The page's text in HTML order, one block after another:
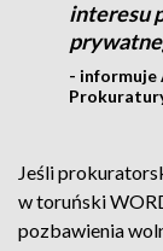
interesu
- informuje
Jeśli
w toruński
pozbawienia